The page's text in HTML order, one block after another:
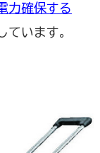
力確保する
ています。